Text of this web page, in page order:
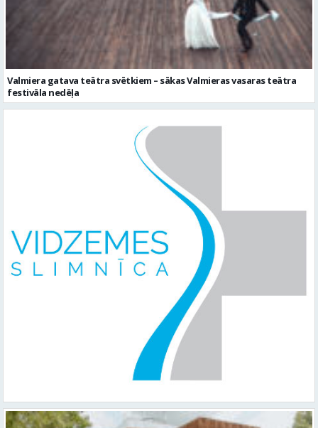
Valmiera gatava teātra svētkiem – sākas Valmieras vasaras teātra
festivāla nedēļa